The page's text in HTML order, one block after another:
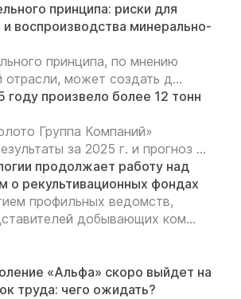
принципа: риски для
и воспроизводства минерально-
принципа, по мнению
отрасли, может создать д...
произвело более 12 тонн
Группа Компаний»
за 2025 г. и прогноз ...
продолжает работу над
о рекультивационных фондах
профильных ведомств,
добывающих ком...
«Альфа» скоро выйдет на
труда: чего ожидать?